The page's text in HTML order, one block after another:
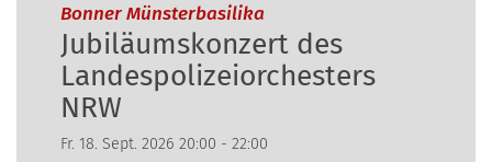
Bonner Münsterbasilika
Jubiläumskonzert des
Landespolizeiorchesters
NRW
Fr. 18. Sept. 2026 20:00 - 22:00